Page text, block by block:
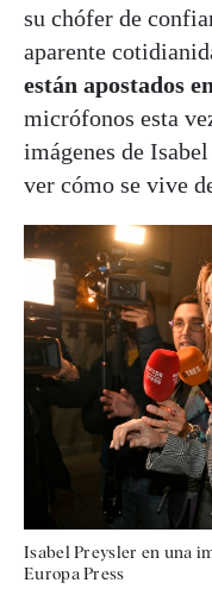
su chófer de
aparente
están apostados
micrófonos esta
imágenes de
ver cómo se vive
Isabel Preysler en una
Europa Press